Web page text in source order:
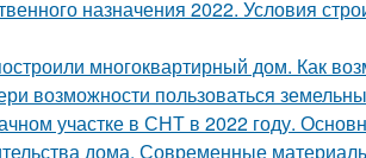
назначения 2022. Условия
многоквартирный дом. Как
возможности пользоваться
участке в СНТ в 2022 году.
дома. Современные